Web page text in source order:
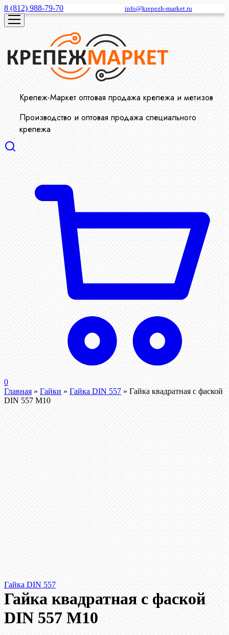
8 (812) 988-79-70 info@krepezh-market.ru
Крепеж-Маркет оптовая продажа крепежа и метизов
Производство и оптовая продажа специального
крепежа
0
Главная » Гайки » Гайка DIN 557 » Гайка квадратная с фаской
DIN 557 М10
Гайка DIN 557
Гайка квадратная с фаской
DIN 557 М10